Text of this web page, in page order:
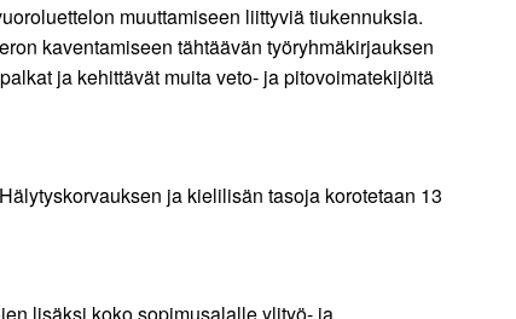
muuttamiseen liittyviä tiukennuksia.
kaventamiseen tähtäävän työryhmäkirjauksen
ja kehittävät muita veto- ja pitovoimatekijöitä
ja kielilisän tasoja korotetaan 13